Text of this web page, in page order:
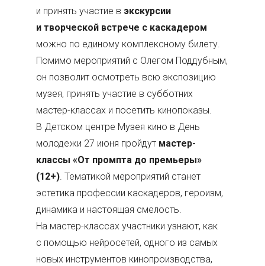
и принять участие в экскурсии
и творческой встрече с каскадером
можно по единому комплексному билету.
Помимо мероприятий с Олегом Поддубным,
он позволит осмотреть всю экспозицию
музея, принять участие в субботних
мастер-классах и посетить кинопоказы.
В Детском центре Музея кино в День
молодежи 27 июня пройдут мастер-
классы «От промпта до премьеры»
(12+). Тематикой мероприятий станет
эстетика профессии каскадеров, героизм,
динамика и настоящая смелость.
На мастер-классах участники узнают, как
с помощью нейросетей, одного из самых
новых инструментов кинопроизводства,